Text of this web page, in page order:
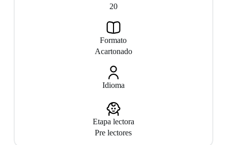
20
Formato
Acartonado
Idioma
Etapa lectora
Pre lectores